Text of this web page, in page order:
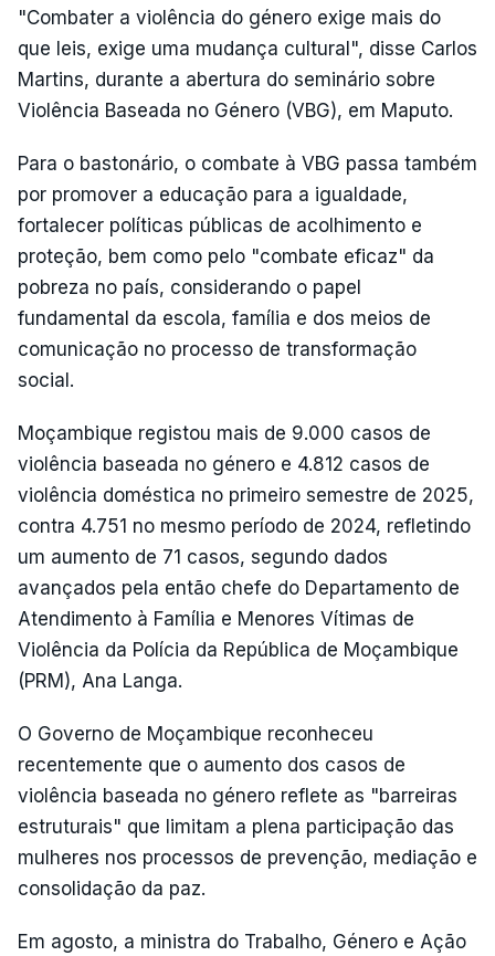
"Combater a violência do género exige mais do
que leis, exige uma mudança cultural", disse Carlos
Martins, durante a abertura do seminário sobre
Violência Baseada no Género (VBG), em Maputo.
Para o bastonário, o combate à VBG passa também
por promover a educação para a igualdade,
fortalecer políticas públicas de acolhimento e
proteção, bem como pelo "combate eficaz" da
pobreza no país, considerando o papel
fundamental da escola, família e dos meios de
comunicação no processo de transformação
social.
Moçambique registou mais de 9.000 casos de
violência baseada no género e 4.812 casos de
violência doméstica no primeiro semestre de 2025,
contra 4.751 no mesmo período de 2024, refletindo
um aumento de 71 casos, segundo dados
avançados pela então chefe do Departamento de
Atendimento à Família e Menores Vítimas de
Violência da Polícia da República de Moçambique
(PRM), Ana Langa.
O Governo de Moçambique reconheceu
recentemente que o aumento dos casos de
violência baseada no género reflete as "barreiras
estruturais" que limitam a plena participação das
mulheres nos processos de prevenção, mediação e
consolidação da paz.
Em agosto, a ministra do Trabalho, Género e Ação